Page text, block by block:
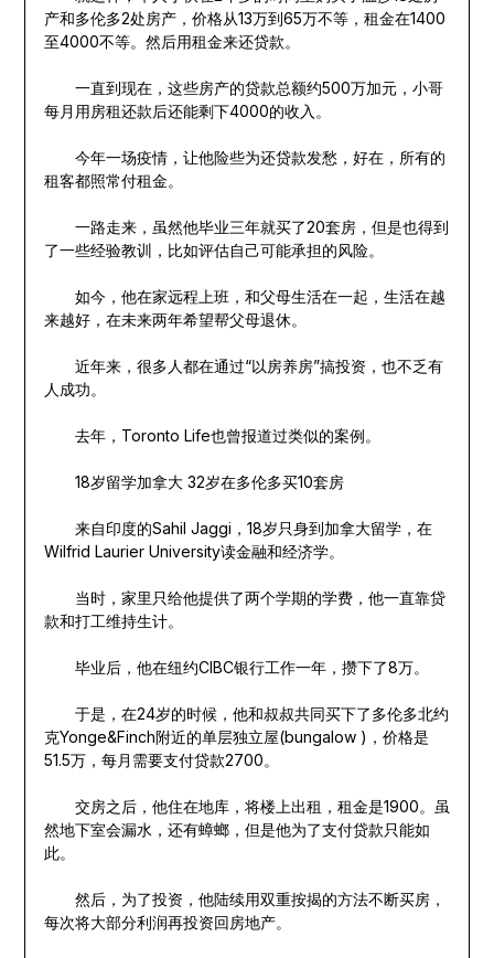
产和多伦多2处房产，价格从13万到65万不等，租金在1400
至4000不等。然后用租金来还贷款。
一直到现在，这些房产的贷款总额约500万加元，小哥
每月用房租还款后还能剩下4000的收入。
今年一场疫情，让他险些为还贷款发愁，好在，所有的
租客都照常付租金。
一路走来，虽然他毕业三年就买了20套房，但是也得到
了一些经验教训，比如评估自己可能承担的风险。
如今，他在家远程上班，和父母生活在一起，生活在越
来越好，在未来两年希望帮父母退休。
近年来，很多人都在通过“以房养房”搞投资，也不乏有
人成功。
去年，Toronto Life也曾报道过类似的案例。
18岁留学加拿大 32岁在多伦多买10套房
来自印度的Sahil Jaggi，18岁只身到加拿大留学，在
Wilfrid Laurier University读金融和经济学。
当时，家里只给他提供了两个学期的学费，他一直靠贷
款和打工维持生计。
毕业后，他在纽约CIBC银行工作一年，攒下了8万。
于是，在24岁的时候，他和叔叔共同买下了多伦多北约
克Yonge&Finch附近的单层独立屋(bungalow )，价格是
51.5万，每月需要支付贷款2700。
交房之后，他住在地库，将楼上出租，租金是1900。虽
然地下室会漏水，还有蟑螂，但是他为了支付贷款只能如
此。
然后，为了投资，他陆续用双重按揭的方法不断买房，
每次将大部分利润再投资回房地产。